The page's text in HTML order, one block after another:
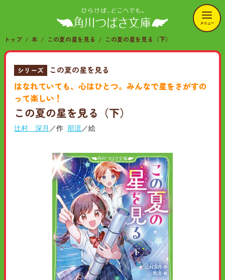
メニュー
トップ 本 この夏の星を見る この夏の星を見る（下）
シリーズ この夏の星を見る
はなれていても、心はひとつ。みんなで星をさがすの
って楽しい！
この夏の星を見る（下）
辻村 深月 ／作 那流／絵